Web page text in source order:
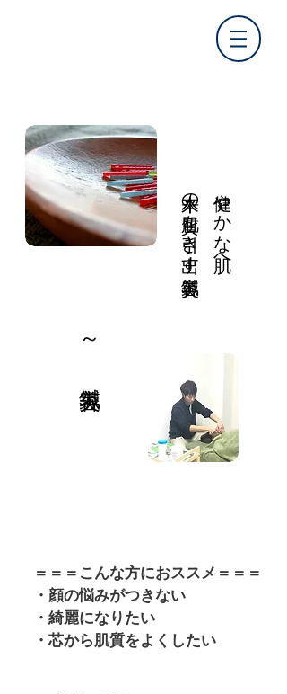
​健やかな肌へ​
本来の肌質を引き出す美容鍼
​～ 美容鍼 ～
＝＝＝こんな方におススメ＝＝＝
・顔の悩みがつきない
​ ・綺麗になりたい
・芯から肌質をよくしたい